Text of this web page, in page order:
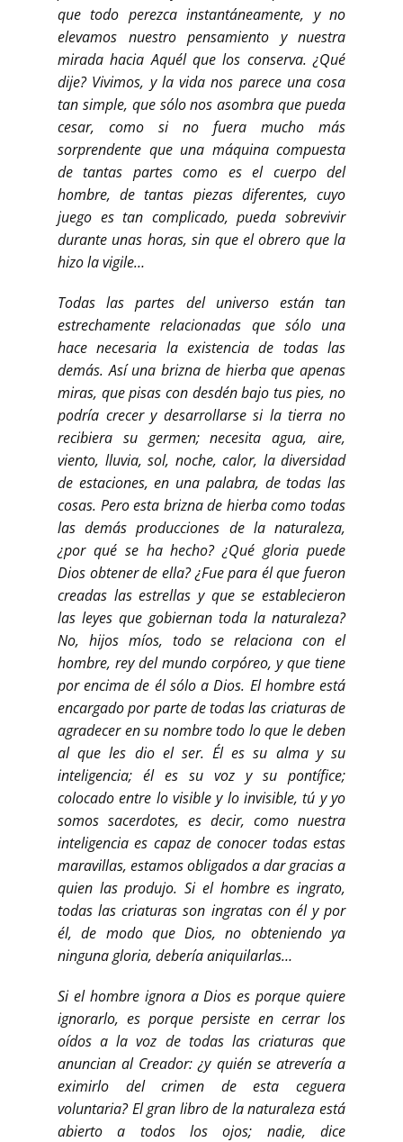
que todo perezca instantáneamente, y no
elevamos nuestro pensamiento y nuestra
mirada hacia Aquél que los conserva. ¿Qué
dije? Vivimos, y la vida nos parece una cosa
tan simple, que sólo nos asombra que pueda
cesar, como si no fuera mucho más
sorprendente que una máquina compuesta
de tantas partes como es el cuerpo del
hombre, de tantas piezas diferentes, cuyo
juego es tan complicado, pueda sobrevivir
durante unas horas, sin que el obrero que la
hizo la vigile…
Todas las partes del universo están tan
estrechamente relacionadas que sólo una
hace necesaria la existencia de todas las
demás. Así una brizna de hierba que apenas
miras, que pisas con desdén bajo tus pies, no
podría crecer y desarrollarse si la tierra no
recibiera su germen; necesita agua, aire,
viento, lluvia, sol, noche, calor, la diversidad
de estaciones, en una palabra, de todas las
cosas. Pero esta brizna de hierba como todas
las demás producciones de la naturaleza,
¿por qué se ha hecho? ¿Qué gloria puede
Dios obtener de ella? ¿Fue para él que fueron
creadas las estrellas y que se establecieron
las leyes que gobiernan toda la naturaleza?
No, hijos míos, todo se relaciona con el
hombre, rey del mundo corpóreo, y que tiene
por encima de él sólo a Dios. El hombre está
encargado por parte de todas las criaturas de
agradecer en su nombre todo lo que le deben
al que les dio el ser. Él es su alma y su
inteligencia; él es su voz y su pontífice;
colocado entre lo visible y lo invisible, tú y yo
somos sacerdotes, es decir, como nuestra
inteligencia es capaz de conocer todas estas
maravillas, estamos obligados a dar gracias a
quien las produjo. Si el hombre es ingrato,
todas las criaturas son ingratas con él y por
él, de modo que Dios, no obteniendo ya
ninguna gloria, debería aniquilarlas…
Si el hombre ignora a Dios es porque quiere
ignorarlo, es porque persiste en cerrar los
oídos a la voz de todas las criaturas que
anuncian al Creador: ¿y quién se atrevería a
eximirlo del crimen de esta ceguera
voluntaria? El gran libro de la naturaleza está
abierto a todos los ojos; nadie, dice